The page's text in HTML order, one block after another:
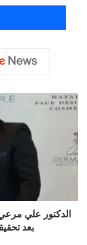
ا
ل
ك
ت
و
ل
الدكتور علي
بعد